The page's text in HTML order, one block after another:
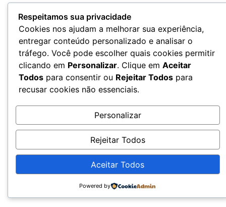
Respeitamos sua privacidade
Cookies nos ajudam a melhorar sua experiência,
entregar conteúdo personalizado e analisar o
tráfego. Você pode escolher quais cookies permitir
clicando em Personalizar. Clique em Aceitar
Todos para consentir ou Rejeitar Todos para
recusar cookies não essenciais.
Personalizar
Rejeitar Todos
Aceitar Todos
Powered by